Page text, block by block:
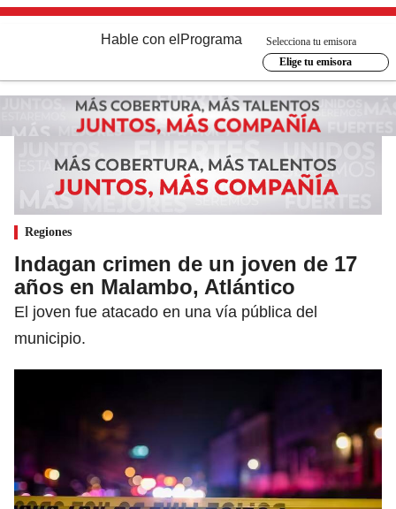
Hable con el Programa
Selecciona tu emisora
Elige tu emisora
Regiones
Indagan crimen de un joven de 17
años en Malambo, Atlántico
El joven fue atacado en una vía pública del
municipio.